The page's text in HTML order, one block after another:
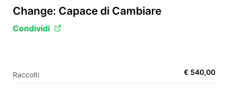
EN
Change: Capace di Cambiare
Condividi
Raccolti € 540,00